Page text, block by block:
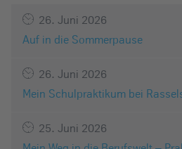
26. Juni 2026
Auf in die Sommerpause
26. Juni 2026
Mein Schulpraktikum bei
25. Juni 2026